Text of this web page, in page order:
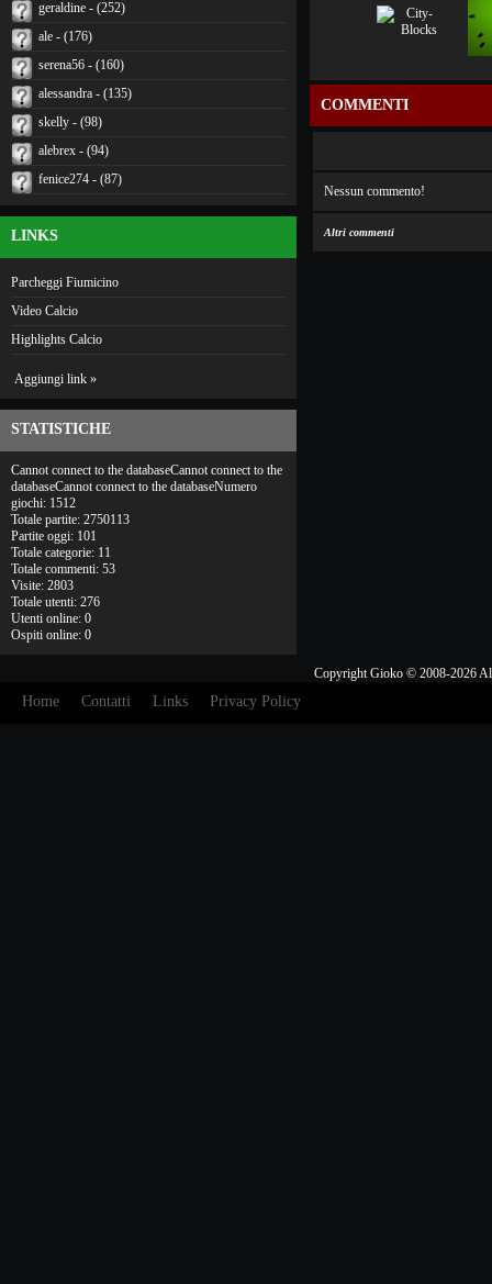
geraldine - (252)
ale - (176)
serena56 - (160)
alessandra - (135)
skelly - (98)
alebrex - (94)
fenice274 - (87)
LINKS
Parcheggi Fiumicino
Video Calcio
Highlights Calcio
Aggiungi link »
STATISTICHE
Cannot connect to the databaseCannot connect to the
databaseCannot connect to the databaseNumero
giochi: 1512
Totale partite: 2750113
Partite oggi: 101
Totale categorie: 11
Totale commenti: 53
Visite: 2803
Totale utenti: 276
Utenti online: 0
Ospiti online: 0
COMMENTI
Nessun commento!
Altri commenti
Copyright Gioko © 2008-2026
Home Contatti Links Privacy Policy